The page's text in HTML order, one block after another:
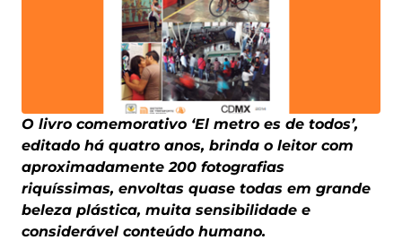
O livro comemorativo ‘El metro es de todos’,
editado há quatro anos, brinda o leitor com
aproximadamente 200 fotografias
riquíssimas, envoltas quase todas em grande
beleza plástica, muita sensibilidade e
considerável conteúdo humano.